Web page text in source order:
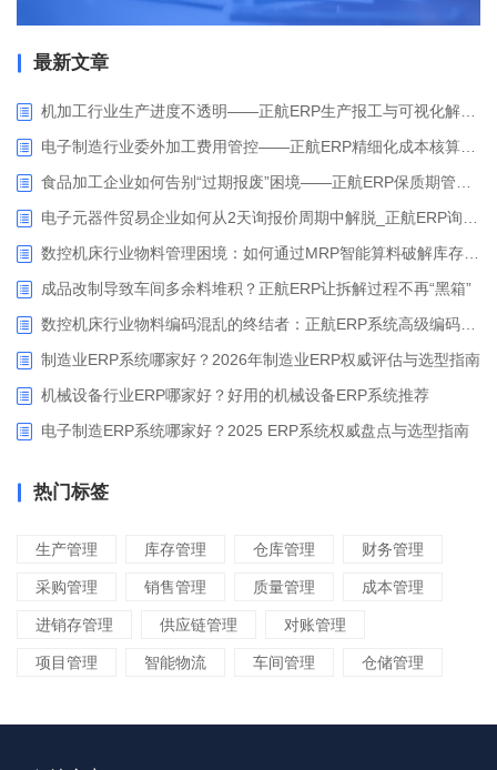
最新文章
成品改制导致车间多余料堆积？正航ERP让拆解过程不再“黑箱”
制造业ERP系统哪家好？2026年制造业ERP权威评估与选型指南
机械设备行业ERP哪家好？好用的机械设备ERP系统推荐
电子制造ERP系统哪家好？2025 ERP系统权威盘点与选型指南
热门标签
生产管理 库存管理 仓库管理 财务管理
采购管理 销售管理 质量管理 成本管理
进销存管理 供应链管理 对账管理
项目管理 智能物流 车间管理 仓储管理